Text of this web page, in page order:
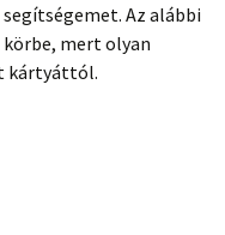
Az alábbi
mert olyan
kártyáttól.